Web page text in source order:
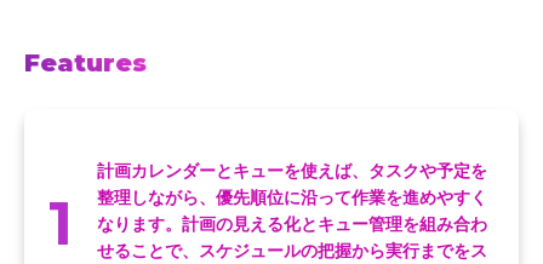
Features
1
計画カレンダーとキューを使えば、タスクや予定を
整理しながら、優先順位に沿って作業を進めやすく
なります。計画の見える化とキュー管理を組み合わ
せることで、スケジュールの把握から実行までをス